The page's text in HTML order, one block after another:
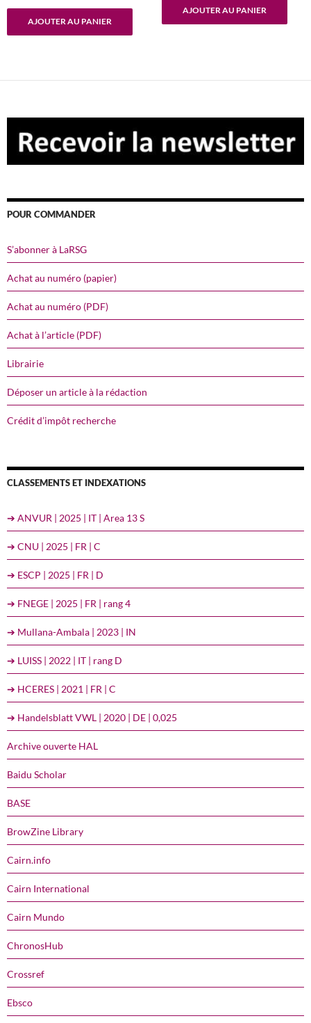
AJOUTER AU PANIER
AJOUTER AU PANIER
POUR COMMANDER
S’abonner à LaRSG
Achat au numéro (papier)
Achat au numéro (PDF)
Achat à l’article (PDF)
Librairie
Déposer un article à la rédaction
Crédit d’impôt recherche
CLASSEMENTS ET INDEXATIONS
➔ ANVUR | 2025 | IT | Area 13 S
➔ CNU | 2025 | FR | C
➔ ESCP | 2025 | FR | D
➔ FNEGE | 2025 | FR | rang 4
➔ Mullana-Ambala | 2023 | IN
➔ LUISS | 2022 | IT | rang D
➔ HCERES | 2021 | FR | C
➔ Handelsblatt VWL | 2020 | DE | 0,025
Archive ouverte HAL
Baidu Scholar
BASE
BrowZine Library
Cairn.info
Cairn International
Cairn Mundo
ChronosHub
Crossref
Ebsco